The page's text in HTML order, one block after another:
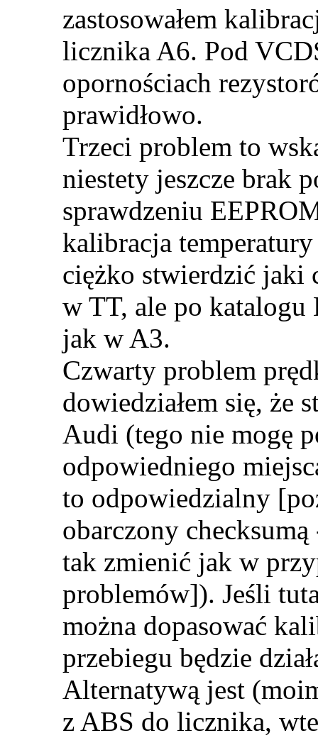
zastosowałem
licznika A6. Pod
opornościach
prawidłowo.
Trzeci problem to
niestety jeszcze brak
sprawdzeniu
kalibracja
ciężko stwierdzić jaki
w TT, ale po katalogu
jak w A3.
Czwarty problem
dowiedziałem się, że
Audi (tego nie mogę
odpowiedniego
to odpowiedzialny
obarczony
tak zmienić jak w
problemów]). Jeśli
można dopasować
przebiegu będzie
Alternatywą jest
z ABS do licznika,